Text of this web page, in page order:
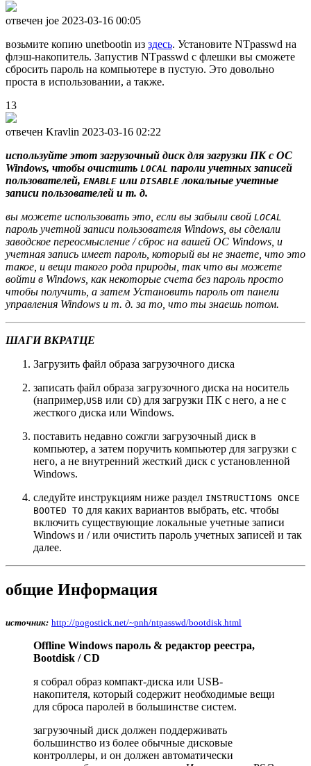
отвечен joe 2023-03-16 00:05
возьмите копию unetbootin из здесь. Установите NTpasswd на
флэш-накопитель. Запустив NTpasswd с флешки вы сможете
сбросить пароль на компьютере в пустую. Это довольно
проста в использовании, а также.
13
отвечен Kravlin 2023-03-16 02:22
используйте этот загрузочный диск для загрузки ПК с ОС
Windows, чтобы очистить LOCAL пароли учетных записей
пользователей, ENABLE или DISABLE локальные учетные
записи пользователей и т. д.
вы можете использовать это, если вы забыли свой LOCAL
пароль учетной записи пользователя Windows, вы сделали
заводское переосмысление / сброс на вашей ОС Windows, и
учетная запись имеет пароль, который вы не знаете, что это
такое, и вещи такого рода природы, так что вы можете
войти в Windows, как некоторые счета без пароль просто
чтобы получить, а затем Установить пароль от панели
управления Windows и т. д. за то, что ты знаешь потом.
ШАГИ ВКРАТЦЕ
Загрузить файл образа загрузочного диска
записать файл образа загрузочного диска на носитель
(например,USB или CD) для загрузки ПК с него, а не с
жесткого диска или Windows.
поставить недавно сожгли загрузочный диск в
компьютер, а затем поручить компьютер для загрузки с
него, а не внутренний жесткий диск с установленной
Windows.
следуйте инструкциям ниже раздел INSTRUCTIONS ONCE
BOOTED TO для каких вариантов выбрать, etc. чтобы
включить существующие локальные учетные записи
Windows и / или очистить пароль учетных записей и так
далее.
общие Информация
источник: http://pogostick.net/~pnh/ntpasswd/bootdisk.html
Offline Windows пароль & редактор реестра,
Bootdisk / CD
я собрал образ компакт-диска или USB-
накопителя, который содержит необходимые вещи
для сброса паролей в большинстве систем.
загрузочный диск должен поддерживать
большинство из более обычные дисковые
контроллеры, и он должен автоматически